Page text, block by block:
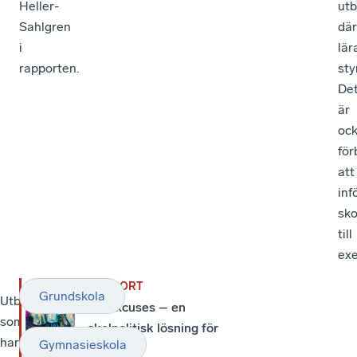
Heller-
Sahlgren
i
rapporten.
där
är
att
till
Utbildningsmodellen
som
har
–
Men
även
RAPPORT
No Excuses – en
skolpolitisk lösning för
Sveriges
Grundskola
Gymnasieskola